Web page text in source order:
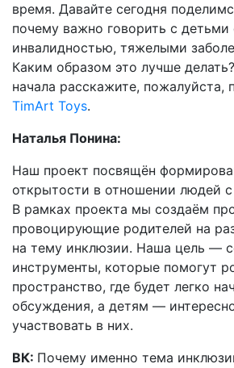
время. Давайте сегодня
почему важно говорить с
инвалидностью, тяжелыми
Каким образом это лучше
начала расскажите, пожалуйста,
TimArt Toys.
Наталья Понина:
Наш проект посвящён
открытости в отношении людей
В рамках проекта мы создаём
провоцирующие родителей на
на тему инклюзии. Наша цель —
инструменты, которые помогут
пространство, где будет легко
обсуждения, а детям —
участвовать в них.
ВК: Почему именно тема